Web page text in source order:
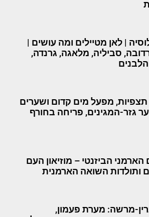
| לאן מטיילים ומה עושים |
סביליה, מלאגה, גרנדה,
תצפיות, מפעל מים קדום ושערים
גזר-המגינים, פריחה בחורף
הביזנטי – מוזיאון העם
ותולדות השואה הארמנית
מרשה: מערת פעמון,